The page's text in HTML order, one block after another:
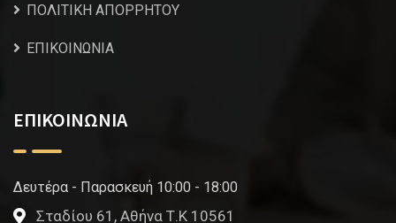
ΠΟΛΙΤΙΚΗ ΑΠΟΡΡΗΤΟΥ
ΕΠΙΚΟΙΝΩΝΙΑ
ΕΠΙΚΟΙΝΩΝΙΑ
Δευτέρα - Παρασκευή 10:00 - 18:00
Σταδίου 61, Αθήνα Τ.Κ 10561